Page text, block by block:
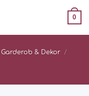
0
Garderob & Dekor /